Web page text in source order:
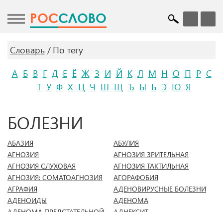
POCСЛОВО
Словарь
По тегу
А Б В Г Д Е Ё Ж З И Й К Л М Н О П Р С
Т У Ф Х Ц Ч Ш Щ Ъ Ы Ь Э Ю Я
БОЛЕЗНИ
АБАЗИЯ
АБУЛИЯ
АГНОЗИЯ
АГНОЗИЯ ЗРИТЕЛЬНАЯ
АГНОЗИЯ СЛУХОВАЯ
АГНОЗИЯ ТАКТИЛЬНАЯ
АГНОЗИЯ: СОМАТОАГНОЗИЯ
АГОРАФОБИЯ
АГРАФИЯ
АДЕНОВИРУСНЫЕ БОЛЕЗНИ
АДЕНОИДЫ
АДЕНОМА